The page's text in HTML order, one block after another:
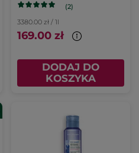
(2)
3380.00 zł / 1l
169.00 zł
DODAJ DO
KOSZYKA